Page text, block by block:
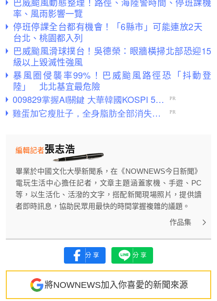
率、風雨影響一覽
停班停課全台都有機會！「6縣市」可能連放2天
台北、桃園都入列
巴威颱風滑球撲台！吳德榮：眼牆橫掃北部恐迎15
級以上毀滅性強風
暴風圈侵襲率99%！巴威颱風路徑恐「抖動登
陸」 北北基宜最危險
張志浩
編輯記者
畢業於中國文化大學新聞系，在《NOWNEWS今日新聞》
電玩生活中心擔任記者，文章主題涵蓋家機、手遊、PC
等，以生活化、活潑的文字，搭配新聞現場照片，提供讀
者即時訊息，協助民眾用最快的時間掌握複雜的議題。
作品集
分享 分享
將NOWNEWS加入你喜愛的新聞來源